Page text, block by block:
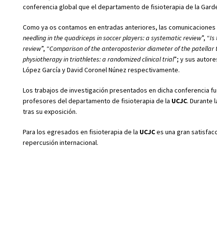
conferencia global que el departamento de fisioterapia de la
Como ya os contamos en entradas anteriores, las
needling in the quadriceps in soccer players: a systematic review”, “Is
review”, “Comparison of the anteroposterior diameter of the
physiotherapy in triathletes: a randomized clinical trial”; y sus
López García y David Coronel Núnez respectivamente.
Los trabajos de investigación presentados en dicha conferencia
profesores del departamento de fisioterapia de la UCJC. Durante
tras su exposición.
Para los egresados en fisioterapia de la UCJCes una gran
repercusión internacional.